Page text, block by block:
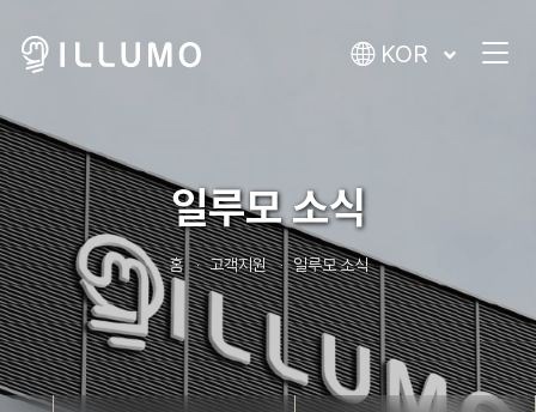
KOR
일루모 소식
홈 고객지원 일루모 소식